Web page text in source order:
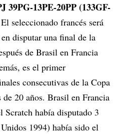
39PG-13PE-20PP (133GF-
seleccionado francés será
disputar una final de la
de Brasil en Francia
es el primer
consecutivas de la Copa
20 años. Brasil en Francia
Scratch había disputado 3
1994) había sido el